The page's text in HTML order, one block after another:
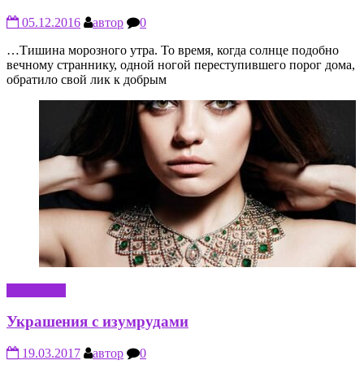
05.12.2016 автор
0
…Тишина морозного утра. То время, когда солнце подобно
вечному страннику, одной ногой переступившего порог дома,
обратило свой лик к добрым
Украшения с изумрудами
19.03.2017 автор
0